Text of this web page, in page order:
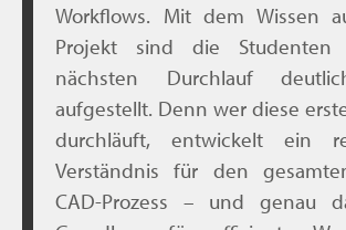
Workflows. Mit dem Wissen
Projekt sind die
nächsten Durchlauf
aufgestellt. Denn wer diese
durchläuft, entwickelt ein
Verständnis für den
CAD-Prozess – und genau